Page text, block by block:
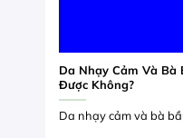
Da Nhạy Cảm Và
Được Không?
Da nhạy cảm và bà